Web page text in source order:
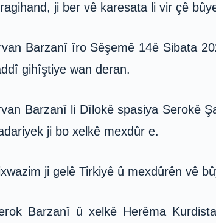
ji ber vê karesata li vir çê
Barzanî îro Sêşemê 14ê Sibata
gihîştiye wan deran.
Barzanî li Dîlokê spasiya Serokê
ji bo xelkê mexdûr e.
ji gelê Tirkiyê û mexdûrên vê
Barzanî û xelkê Herêma